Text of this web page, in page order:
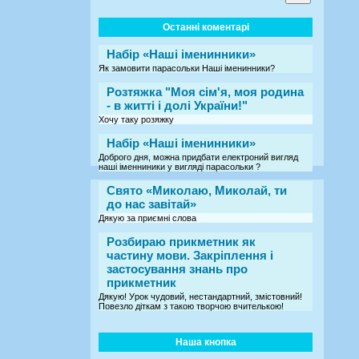
Останні коментарі
Набір «Наші іменинники»
Як замовити парасольки Наші іменинники?
Розтяжка "Моя сім'я, моя родина
- в житті і долі України!"
Хочу таку розяжку
Набір «Наші іменинники»
Доброго дня, можна придбати електроний вигляд
наші іменниники у вигляді парасольки ?
Свято «Миколаю, Миколай, ти
до нас завітай»
Дякую за приємні слова
Розбираю прикметник як
частину мови. Закріплення і
застосування знань про
прикметник
Дякую! Урок чудовий, нестандартний, змістовний!
Повезло діткам з такою творчою вчителькою!
Наша кнопка